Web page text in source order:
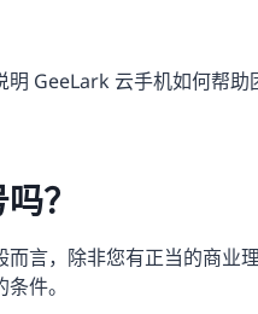
GeeLark 云手机如何帮
？
言，除非您有正当的商业
件。